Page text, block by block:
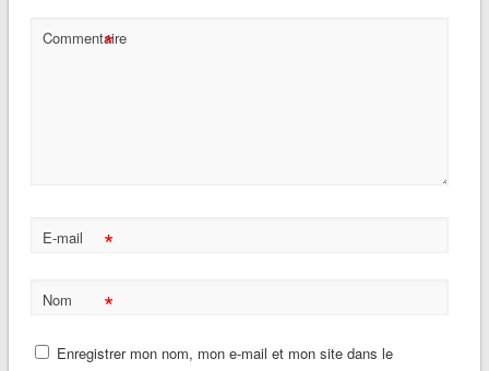
Commentaire
*
E-mail *
Nom *
Enregistrer mon nom, mon e-mail et mon site dans le